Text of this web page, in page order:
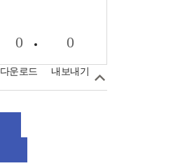
0
다운로드
0
내보내기